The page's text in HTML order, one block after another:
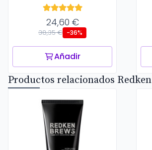
24,60 €
38,35 € -36%
Añadir
Productos relacionados Redken